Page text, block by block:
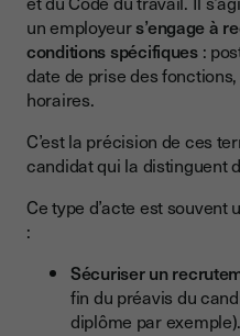
Conclusion
un employeurs’engage à
conditions spécifiques:
date de prise des
horaires.
C’est la précision de ces
candidat qui la distinguent
Ce type d’acte est
:
Sécuriser un
fin du préavis du
diplôme par exemple).